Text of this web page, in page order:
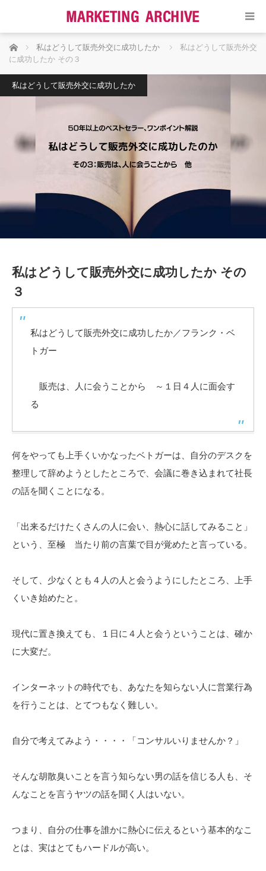
ホーム 私はどうして販売外交に成功したか
私はどうして販売外交
に成功したか その３
私はどうして販売外交に成功したか
私はどうして販売外交に成功したか その
３
私はどうして販売外交に成功したか／フランク・ベ
トガー
販売は、人に会うことから ～１日４人に面会す
る
何をやっても上手くいかなったベトガーは、自分のデスクを
整理して辞めようとしたところで、会議に巻き込まれて社長
の話を聞くことになる。
「出来るだけたくさんの人に会い、熱心に話してみること」
という、至極 当たり前の言葉で目が覚めたと言っている。
そして、少なくとも４人の人と会うようにしたところ、上手
くいき始めたと。
現代に置き換えても、１日に４人と会うということは、確か
に大変だ。
インターネットの時代でも、あなたを知らない人に営業行為
を行うことは、とてつもなく難しい。
自分で考えてみよう・・・・「コンサルいりませんか？」
そんな胡散臭いことを言う知らない男の話を信じる人も、そ
んなことを言うヤツの話を聞く人はいない。
つまり、自分の仕事を誰かに熱心に伝えるという基本的なこ
とは、実はとてもハードルが高い。